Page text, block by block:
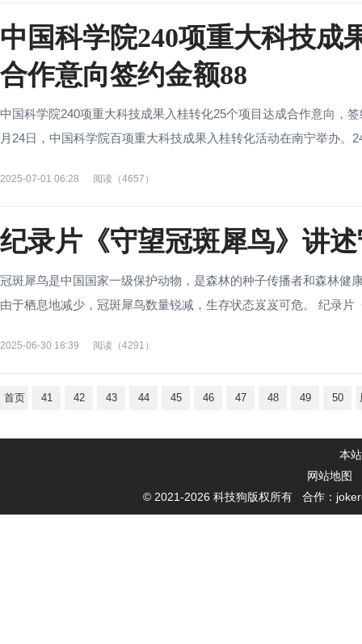
中国科学院240项重大科技成
合作意向签约金额88
中国科学院240项重大科技成果入桂转化25个项目达成合作意向，
月24日，中国科学院百项重大科技成果入桂转化活动在南宁举办。
2025-07-01 06:28 阅读（4657）
纪录片《守望冠斑犀鸟》讲
冠斑犀鸟是中国国家一级保护动物，是森林的种子传播者和森林健
由于栖息地减少，冠斑犀鸟数量锐减，生存状态岌岌可危。 纪录片
2025-06-30 18:39 阅读（4291）
首页 41 42 43 44 45 46 47 48 49 50
本
网站地图
© 2021-2026 科技狗版权所有 合作：